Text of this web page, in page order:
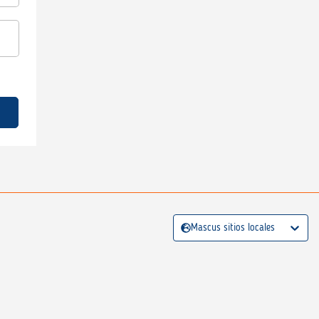
Mascus sitios locales